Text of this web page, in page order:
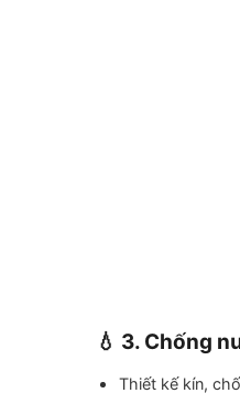
💧 3. Chống
Thiết kế kín,